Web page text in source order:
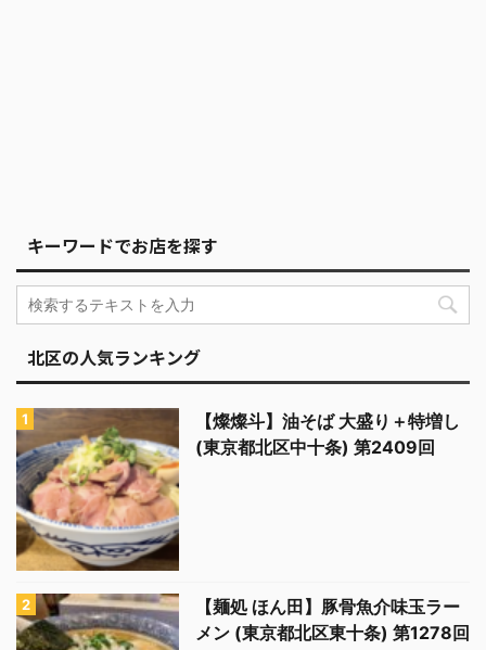
キーワードでお店を探す
北区の人気ランキング
【燦燦斗】油そば 大盛り＋特増し
(東京都北区中十条) 第2409回
【麺処 ほん田】豚骨魚介味玉ラー
メン (東京都北区東十条) 第1278回